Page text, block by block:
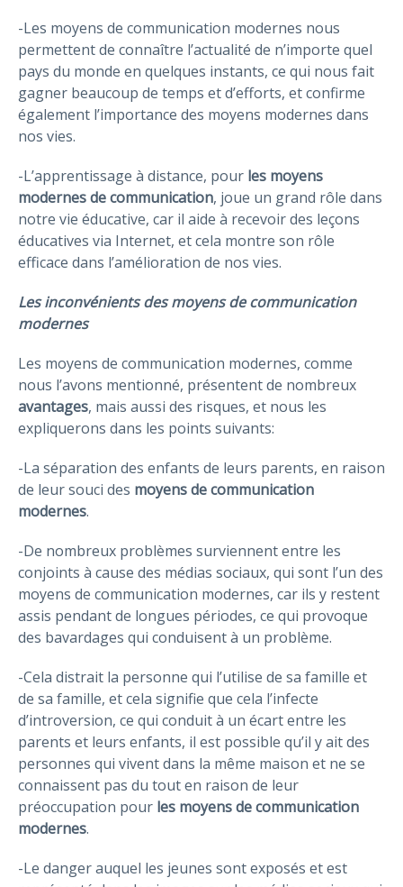
-Les moyens de communication modernes nous
permettent de connaître l’actualité de n’importe quel
pays du monde en quelques instants, ce qui nous fait
gagner beaucoup de temps et d’efforts, et confirme
également l’importance des moyens modernes dans
nos vies.
-L’apprentissage à distance, pour les moyens
modernes de communication, joue un grand rôle dans
notre vie éducative, car il aide à recevoir des leçons
éducatives via Internet, et cela montre son rôle
efficace dans l’amélioration de nos vies.
Les inconvénients des moyens de communication
modernes
Les moyens de communication modernes, comme
nous l’avons mentionné, présentent de nombreux
avantages, mais aussi des risques, et nous les
expliquerons dans les points suivants:
-La séparation des enfants de leurs parents, en raison
de leur souci des moyens de communication
modernes.
-De nombreux problèmes surviennent entre les
conjoints à cause des médias sociaux, qui sont l’un des
moyens de communication modernes, car ils y restent
assis pendant de longues périodes, ce qui provoque
des bavardages qui conduisent à un problème.
-Cela distrait la personne qui l’utilise de sa famille et
de sa famille, et cela signifie que cela l’infecte
d’introversion, ce qui conduit à un écart entre les
parents et leurs enfants, il est possible qu’il y ait des
personnes qui vivent dans la même maison et ne se
connaissent pas du tout en raison de leur
préoccupation pour les moyens de communication
modernes.
-Le danger auquel les jeunes sont exposés et est